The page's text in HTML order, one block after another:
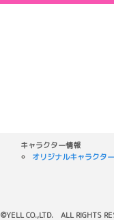
キャラクター情報
オリジナルキャラクター
©YELL CO.,LTD. ALL RIGHTS